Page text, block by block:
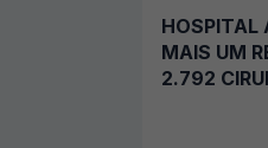
HOSPITAL
MAIS UM
2.792